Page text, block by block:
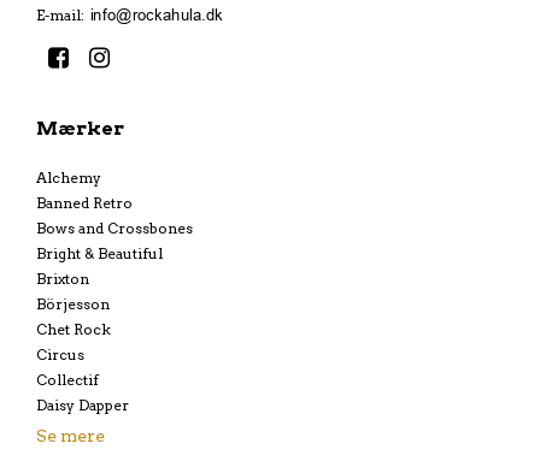
E-mail:
Mærker
Alchemy
Banned Retro
Bows and Crossbones
Bright & Beautiful
Brixton
Börjesson
Chet Rock
Circus
Collectif
Daisy Dapper
Se mere